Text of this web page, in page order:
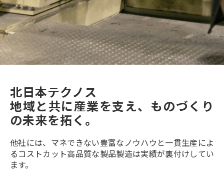
北日本テクノス
地域と共に産業を支え、ものづくり
の未来を拓く。
他社には、マネできない豊富なノウハウと一貫生産によ
るコストカット高品質な製品製造は実績が裏付けしてい
ます。